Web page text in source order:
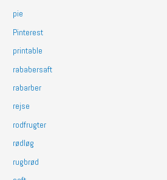
pie
Pinterest
printable
rababersaft
rabarber
rejse
rodfrugter
rødløg
rugbrød